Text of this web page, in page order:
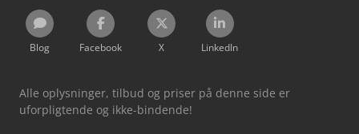
Blog Facebook X LinkedIn
Alle oplysninger, tilbud og priser på denne side er
uforpligtende og ikke-bindende!